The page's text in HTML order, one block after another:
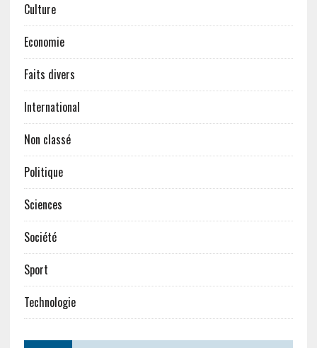
Culture
Economie
Faits divers
International
Non classé
Politique
Sciences
Société
Sport
Technologie